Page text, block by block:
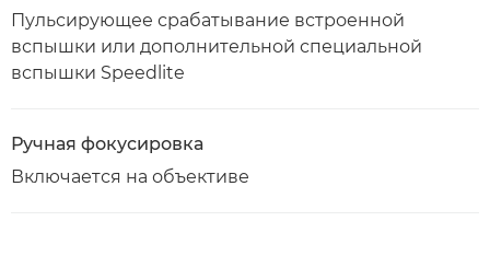
Пульсирующее срабатывание встроенной
вспышки или дополнительной специальной
вспышки Speedlite
Ручная фокусировка
Включается на объективе